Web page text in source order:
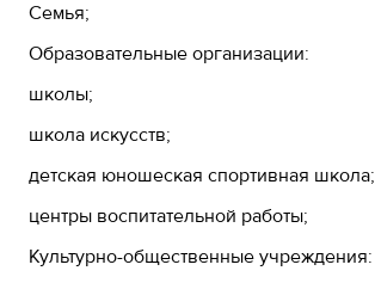
Семья;
Образовательные организации:
школы;
школа искусств;
детская юношеская спортивная школа;
центры воспитательной работы;
Культурно-общественные учреждения: